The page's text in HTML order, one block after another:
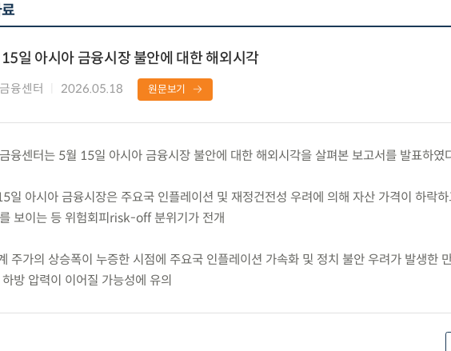
일 아시아 금융시장 불안에 대한 해외시각
융센터 2026.05.18 원문보기
융센터는 5월 15일 아시아 금융시장 불안에 대한 해외시각을 살펴본 보고서를 발표하였
일 아시아 금융시장은 주요국 인플레이션 및 재정건전성 우려에 의해 자산 가격이 하락
보이는 등 위험회피risk-off 분위기가 전개
주가의 상승폭이 누증한 시점에 주요국 인플레이션 가속화 및 정치 불안 우려가 발생한
방 압력이 이어질 가능성에 유의